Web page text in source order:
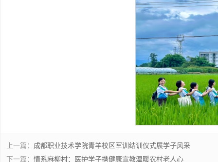
上一篇： 成都职业技术学院青羊校区军训结训仪式展学子风采
下一篇： 情系麻柳村：医护学子携健康宣教温暖农村老人心